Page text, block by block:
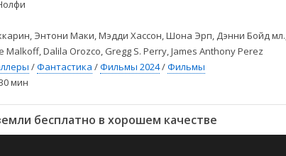
Энтони Маки, Мэдди Хассон, Шона Эрп, Дэнни Бойд
Dalila Orozco, Gregg S. Perry, James Anthony Perez
/Фантастика /Фильмы 2024/Фильмы
мин
бесплатно в хорошем качестве